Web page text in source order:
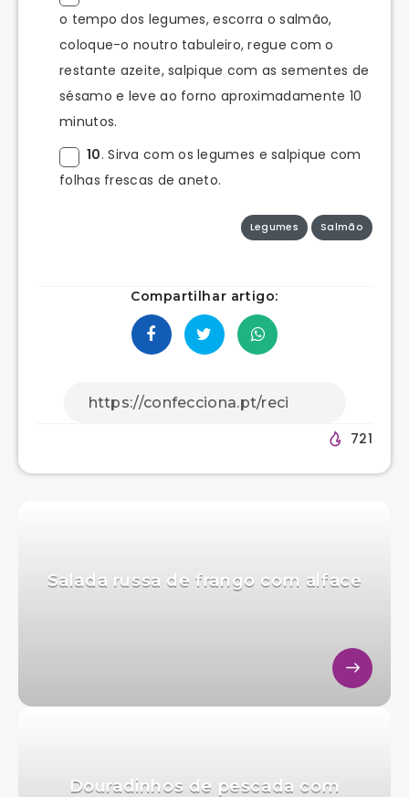
o tempo dos legumes, escorra o salmão,
coloque-o noutro tabuleiro, regue com o
restante azeite, salpique com as sementes de
sésamo e leve ao forno aproximadamente 10
minutos.
10. Sirva com os legumes e salpique com
folhas frescas de aneto.
Legumes Salmão
Compartilhar artigo:
721
Salada russa de frango com alface
Douradinhos de pescada com